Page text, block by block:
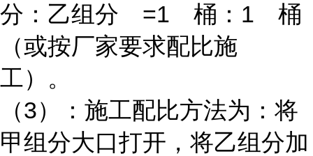
分：乙组分 =1 桶：1 桶
（或按厂家要求配比施
工）。
（3）：施工配比方法为：将
甲组分大口打开，将乙组分加